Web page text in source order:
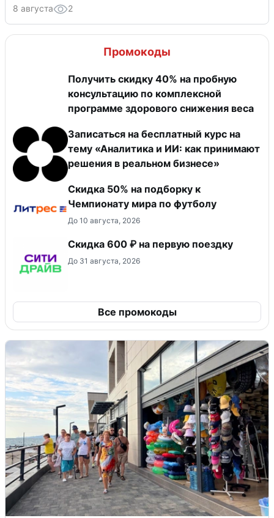
8 августа 2
Промокоды
Получить скидку 40% на пробную
консультацию по комплексной
программе здорового снижения веса
Записаться на бесплатный курс на
тему «Аналитика и ИИ: как принимают
решения в реальном бизнесе»
Скидка 50% на подборку к
Чемпионату мира по футболу
До 10 августа, 2026
Скидка 600 ₽ на первую поездку
До 31 августа, 2026
Все промокоды